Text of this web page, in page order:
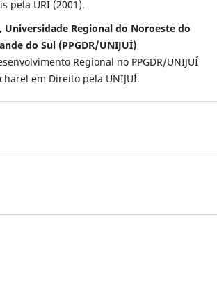
pela URI (2001).
Universidade Regional do Noroeste do
do Sul (PPGDR/UNIJUÍ)
Regional no PPGDR/UNIJUÍ
em Direito pela UNIJUÍ.